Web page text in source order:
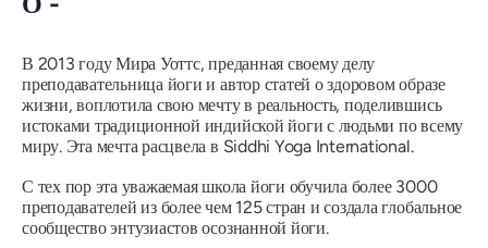
В 2013 году Мира Уоттс, преданная своему делу
преподавательница йоги и автор статей о здоровом образе
жизни, воплотила свою мечту в реальность, поделившись
истоками традиционной индийской йоги с людьми по всему
миру. Эта мечта расцвела в Siddhi Yoga International.
С тех пор эта уважаемая школа йоги обучила более 3000
преподавателей из более чем 125 стран и создала глобальное
сообщество энтузиастов осознанной йоги.